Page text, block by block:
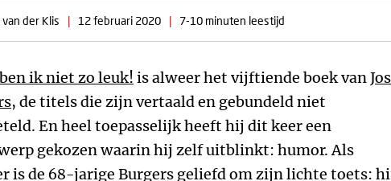
van der Klis | 12 februari 2020 | 7-10 minuten leestijd
ik niet zo leuk! is alweer het vijftiende boek vanJos
, de titels die zijn vertaald en gebundeld niet
En heel toepasselijk heeft hij dit keer een
gekozen waarin hij zelf uitblinkt: humor. Als
is de 68-jarige Burgers geliefd om zijn lichte toets: